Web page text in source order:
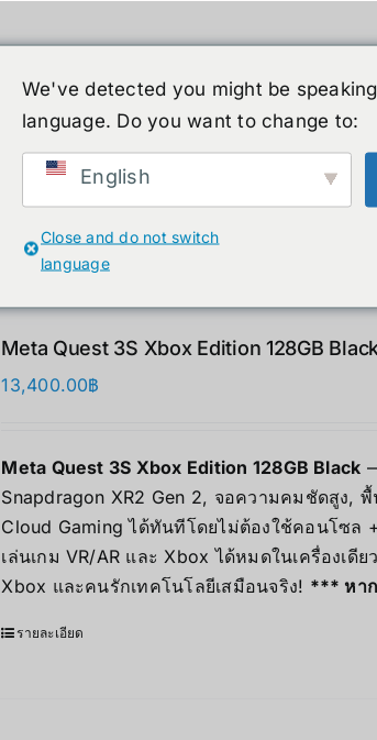
36 Products
Meta Quest 3S Xbox Edition 128GB
13,400.00฿
Meta Quest 3S Xbox Edition 128GB Black
Snapdragon XR2 Gen 2, จอความคมชัดสูง,
Cloud Gaming ได้ทันทีโดยไม่ต้องใช้คอนโซล
เล่นเกม VR/AR และ Xbox ได้หมดในเครื่องเ
Xbox และคนรักเทคโนโลยีเสมือนจริง! *** หา
รายละเอียด
We've detected you might be
language. Do you want to change to:
English
Close and do not switch
language